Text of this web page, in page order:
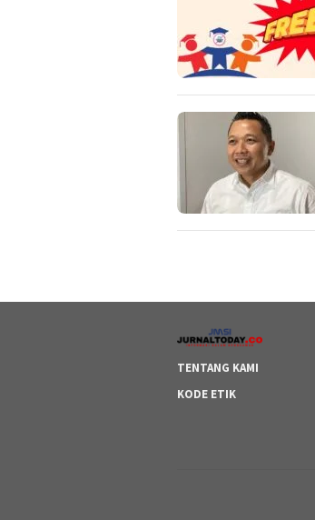
TENTANG KAMI
KODE ETIK